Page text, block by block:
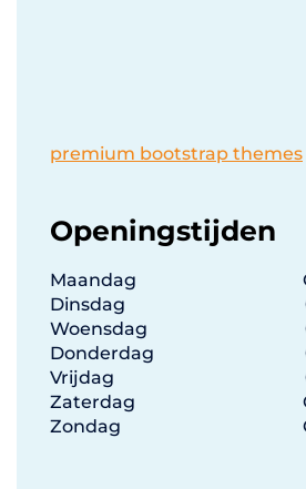
premium bootstrap themes
Openingstijden
Maandag
Dinsdag
Woensdag
Donderdag
Vrijdag
Zaterdag
Zondag